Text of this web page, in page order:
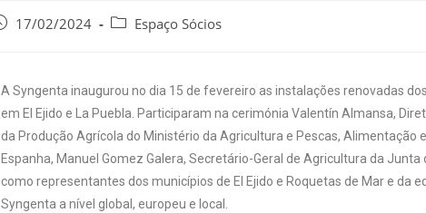
17/02/2024 Espaço Sócios
A Syngenta inaugurou no dia 15 de fevereiro as instalações renovadas
em El Ejido e La Puebla. Participaram na cerimónia Valentín Almansa,
da Produção Agrícola do Ministério da Agricultura e Pescas, Alimentação
Espanha, Manuel Gomez Galera, Secretário-Geral de Agricultura da Junta
como representantes dos municípios de El Ejido e Roquetas de Mar e da
Syngenta a nível global, europeu e local.